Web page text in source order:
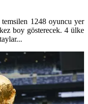
1248 oyuncu yer
boy gösterecek. 4 ülke